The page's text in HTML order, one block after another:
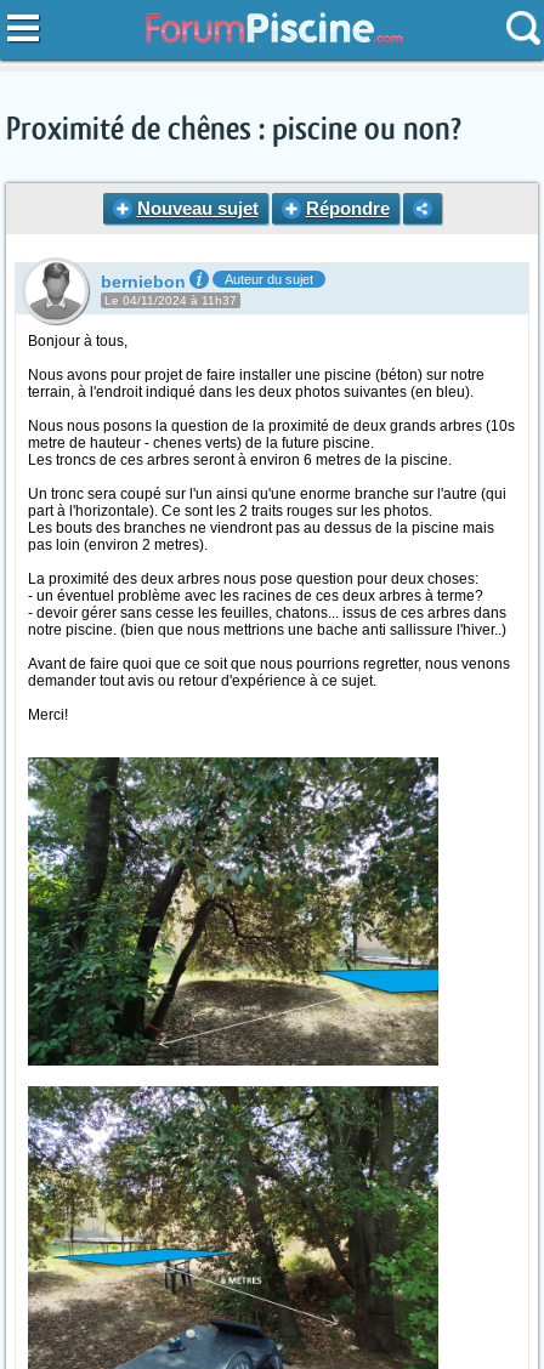
Proximité de chênes : piscine ou non?
Nouveau sujet Répondre
berniebon Auteur du sujet
Le 04/11/2024 à 11h37
Bonjour à tous,
Nous avons pour projet de faire installer une piscine (béton) sur notre
terrain, à l'endroit indiqué dans les deux photos suivantes (en bleu).
Nous nous posons la question de la proximité de deux grands arbres (10s
metre de hauteur - chenes verts) de la future piscine.
Les troncs de ces arbres seront à environ 6 metres de la piscine.
Un tronc sera coupé sur l'un ainsi qu'une enorme branche sur l'autre (qui
part à l'horizontale). Ce sont les 2 traits rouges sur les photos.
Les bouts des branches ne viendront pas au dessus de la piscine mais
pas loin (environ 2 metres).
La proximité des deux arbres nous pose question pour deux choses:
- un éventuel problème avec les racines de ces deux arbres à terme?
- devoir gérer sans cesse les feuilles, chatons... issus de ces arbres dans
notre piscine. (bien que nous mettrions une bache anti sallissure l'hiver..)
Avant de faire quoi que ce soit que nous pourrions regretter, nous venons
demander tout avis ou retour d'expérience à ce sujet.
Merci!